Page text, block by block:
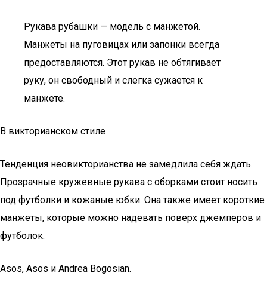
Рукава рубашки — модель с манжетой.
Манжеты на пуговицах или запонки всегда
предоставляются. Этот рукав не обтягивает
руку, он свободный и слегка сужается к
манжете.
В викторианском стиле
Тенденция неовикторианства не замедлила себя ждать.
Прозрачные кружевные рукава с оборками стоит носить
под футболки и кожаные юбки. Она также имеет короткие
манжеты, которые можно надевать поверх джемперов и
футболок.
Asos, Asos и Andrea Bogosian.